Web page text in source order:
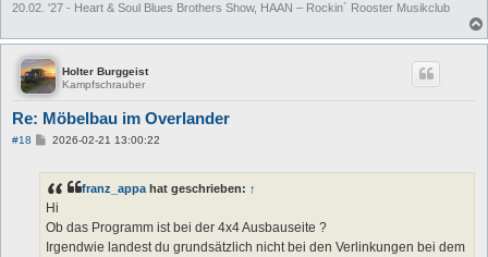
20.02. '27 - Heart & Soul Blues Brothers Show, HAAN – Rockin´ Rooster Musikclub
Holter Burggeist
Kampfschrauber
Re: Möbelbau im Overlander
#18
B
r
a
2026-02-21 13:00:22
franz_appa hat geschrieben: ↑
Hi
Ob das Programm ist bei der 4x4 Ausbauseite ?
Irgendwie landest du grundsätzlich nicht bei den Verlinkungen bei dem